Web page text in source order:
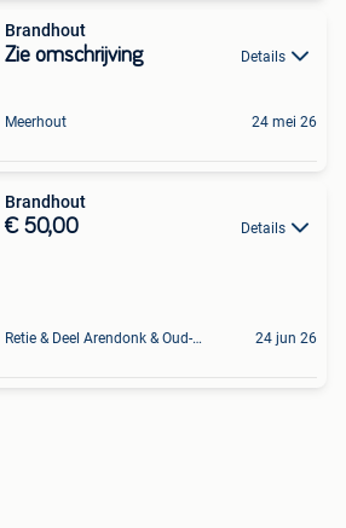
Brandhout
Zie omschrijving Details
Meerhout 24 mei 26
Brandhout
€ 50,00 Details
Retie & Deel Arendonk & Oud-Turnhout 24 jun 26